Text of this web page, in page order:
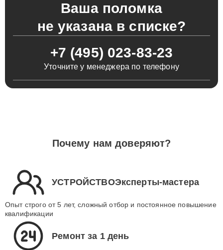
Ваша поломка
не указана в списке?
+7 (495) 023-83-23
Уточните у менеджера по телефону
Почему нам доверяют?
УСТРОЙСТВОЭксперты-мастера
Опыт строго от 5 лет, сложный отбор и постоянное повышение
квалификации
Ремонт за 1 день